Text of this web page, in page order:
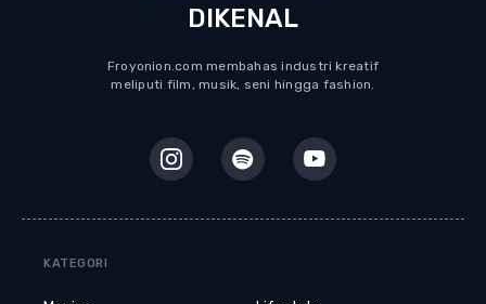
KATEGORI
DIKENAL
Froyonion.com membahas industri kreatif
meliputi film, musik, seni hingga fashion.